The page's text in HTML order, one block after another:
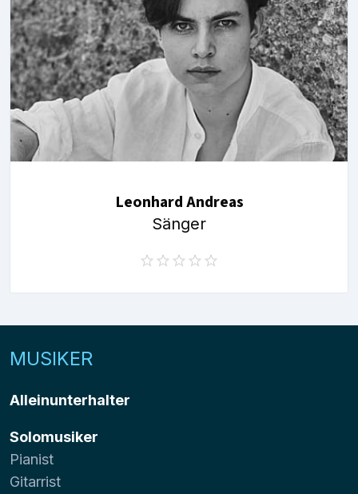
Leonhard Andreas
Sänger
MUSIKER
Alleinunterhalter
Solomusiker
Pianist
Gitarrist